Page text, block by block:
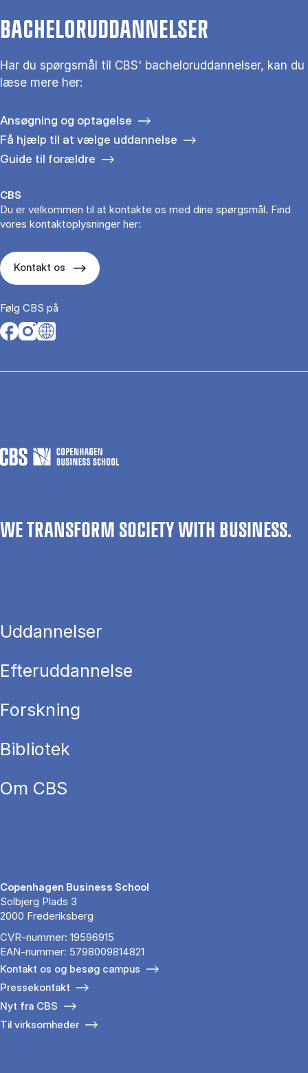
BACHELORUDDANNELSER
Har du spørgsmål til CBS' bacheloruddannelser, kan du
læse mere her:
Ansøgning og optagelse
Få hjælp til at vælge uddannelse
Guide til forældre
CBS
Du er velkommen til at kontakte os med dine spørgsmål. Find
vores kontaktoplysninger her:
Kontakt os
Følg CBS på
Opens in a new tab
Opens in a new tab
Opens in a new tab
WE TRANSFORM SOCIETY WITH BUSINESS.
Uddannelser
Efteruddannelse
Forskning
Bibliotek
Om CBS
Copenhagen Business School
Solbjerg Plads 3
2000 Frederiksberg
CVR-nummer: 19596915
EAN-nummer: 5798009814821
Kontakt os og besøg campus
Pressekontakt
Nyt fra CBS
Til virksomheder